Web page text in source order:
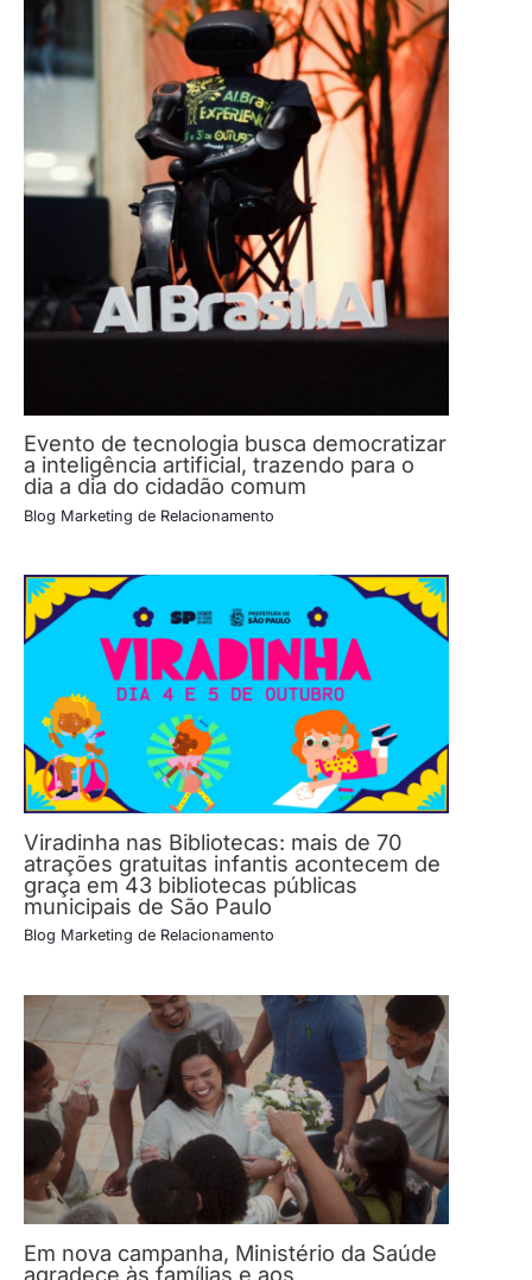
Evento de tecnologia busca democratizar
a inteligência artificial, trazendo para o
dia a dia do cidadão comum
Blog Marketing de Relacionamento
Viradinha nas Bibliotecas: mais de 70
atrações gratuitas infantis acontecem de
graça em 43 bibliotecas públicas
municipais de São Paulo
Blog Marketing de Relacionamento
Em nova campanha, Ministério da Saúde
agradece às famílias e aos